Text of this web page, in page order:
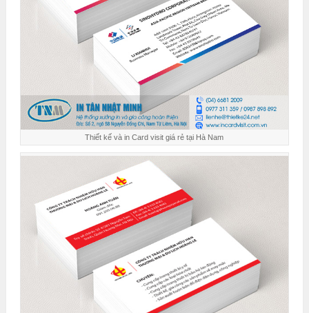
Thiết kế và in Card visit giá rẻ tại Hà Nam